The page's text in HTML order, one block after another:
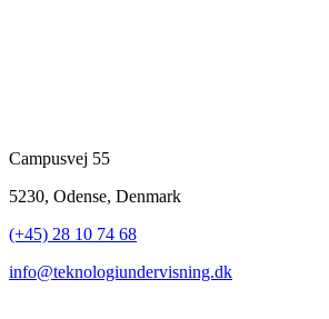
Campusvej 55
5230, Odense, Denmark
(+45) 28 10 74 68
info@teknologiundervisning.dk